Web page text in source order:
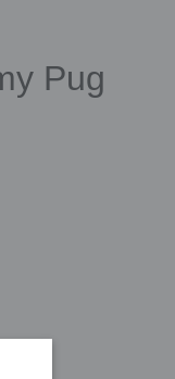
Pug